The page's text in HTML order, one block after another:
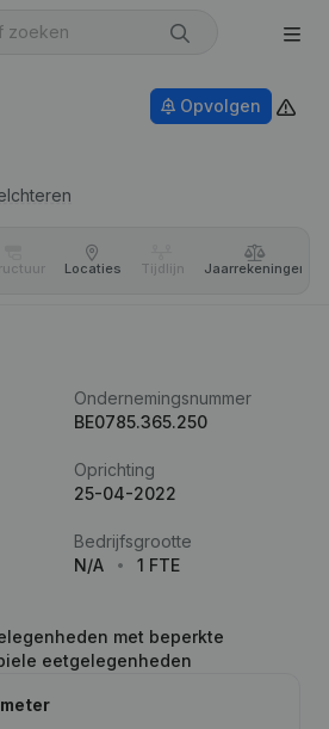
Opvolgen
Locaties Tijdlijn Jaar­rekeningen
Ondernemingsnummer
BE0785.365.250
Oprichting
25-04-2022
Bedrijfsgrootte
N/A
1 FTE
met beperkte
eetgelegenheden